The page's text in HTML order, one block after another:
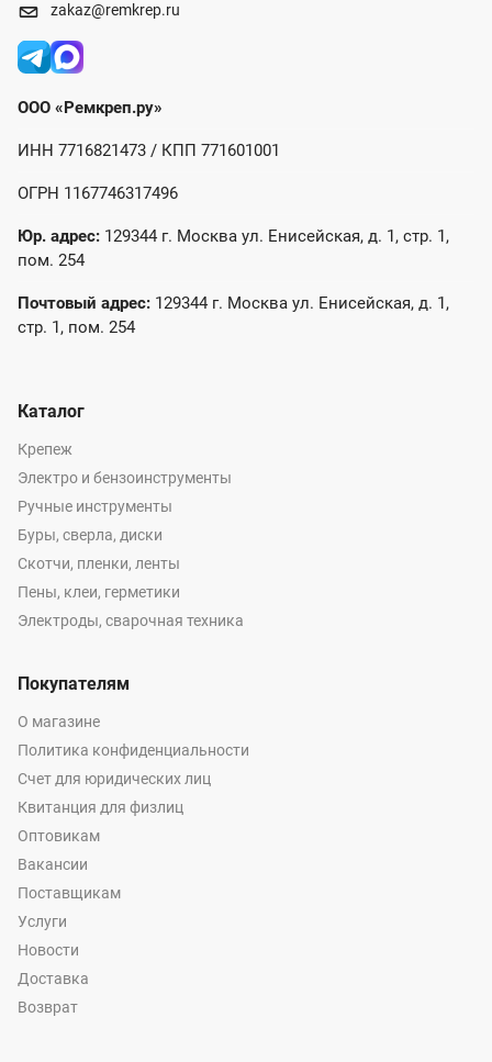
zakaz@remkrep.ru
ООО «Ремкреп.ру»
ИНН 7716821473 / КПП 771601001
ОГРН 1167746317496
Юр. адрес: 129344 г. Москва ул. Енисейская, д. 1, стр. 1,
пом. 254
Почтовый адрес: 129344 г. Москва ул. Енисейская, д. 1,
стр. 1, пом. 254
Каталог
Крепеж
Электро и бензоинструменты
Ручные инструменты
Буры, сверла, диски
Скотчи, пленки, ленты
Пены, клеи, герметики
Электроды, сварочная техника
Покупателям
О магазине
Политика конфиденциальности
Счет для юридических лиц
Квитанция для физлиц
Оптовикам
Вакансии
Поставщикам
Услуги
Новости
Доставка
Возврат